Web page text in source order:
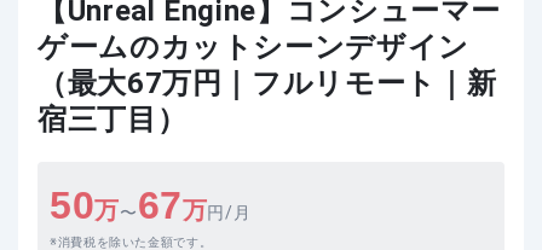
【Unreal Engine】コンシューマー
ゲームのカットシーンデザイン
（最大67万円｜フルリモート｜新
宿三丁目）
50万〜67万円/月
消費税を除いた金額です。